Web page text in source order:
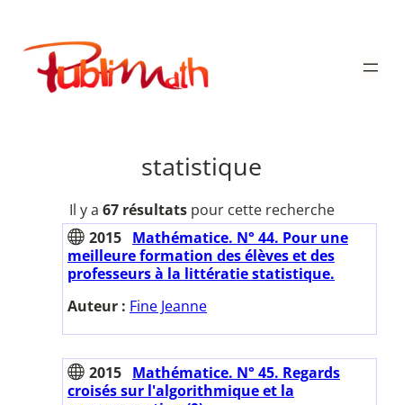
contenu
Publimath
statistique
Il y a 67 résultatspour cette recherche
2015 Mathématice. N° 44. Pour une
meilleure formation des élèves et des
professeurs à la littératie statistique.
Auteur : Fine Jeanne
2015 Mathématice. N° 45. Regards
croisés sur l'algorithmique et la